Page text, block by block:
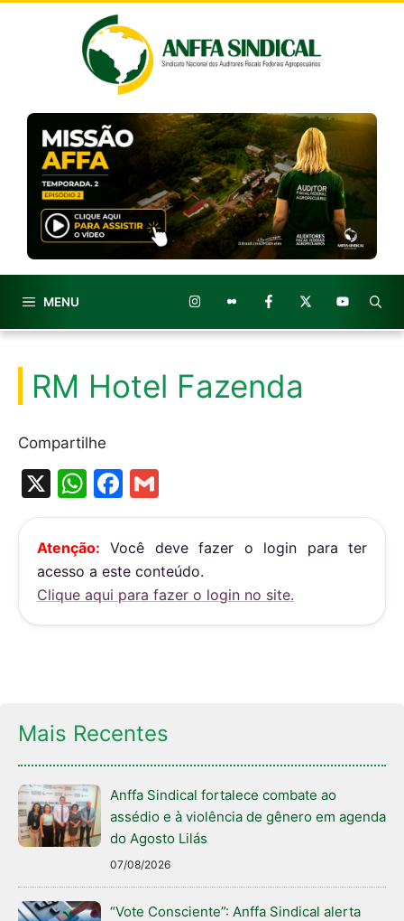
MENU
RM Hotel Fazenda
Compartilhe
X
W
h
at
s
A
p
F
a
c
e
b
o
m
ai
l
Atenção: Você deve fazer o login para ter
acesso a este conteúdo.
Clique aqui para fazer o login no site.
Mais Recentes
Anffa Sindical fortalece combate ao
assédio e à violência de gênero em agenda
do Agosto Lilás
07/08/2026
“Vote Consciente”: Anffa Sindical alerta